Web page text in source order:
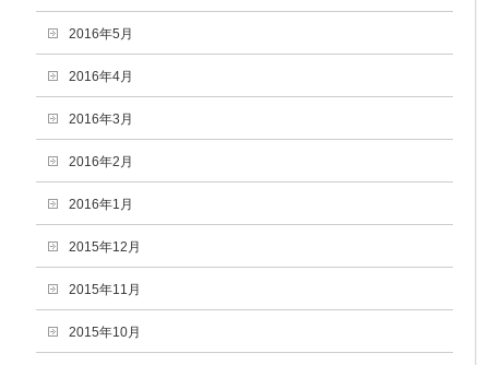
2016年5月
2016年4月
2016年3月
2016年2月
2016年1月
2015年12月
2015年11月
2015年10月